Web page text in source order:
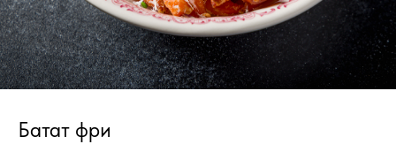
Батат фри